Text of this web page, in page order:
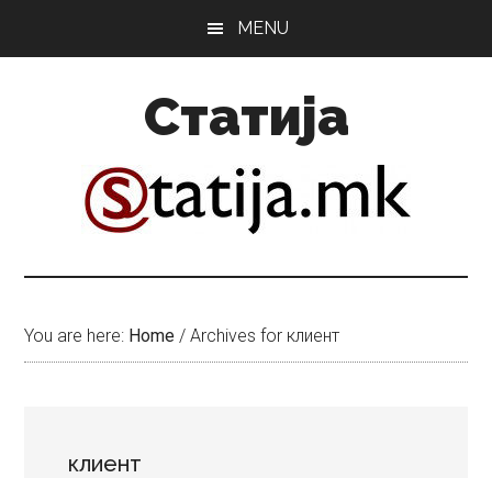
MENU
Статија
You are here: Home / Archives for клиент
клиент